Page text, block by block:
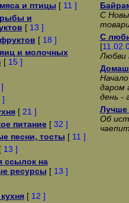
и птицы [ 11 ]
и
[ 13 ]
[ 18 ]
и молочных
[ 15 ]
]
[ 21 ]
питание[ 32 ]
песни, тосты [ 11 ]
[ 13 ]
ссылок на
ресурсы [ 13 ]
[ 12 ]
С
С
[
Любви
даром
день -
Лучше
Об